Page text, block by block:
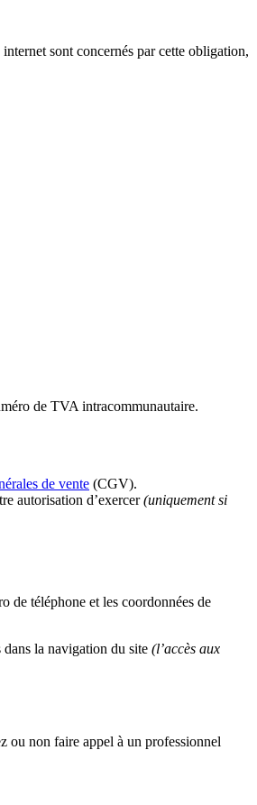
sont concernés par cette obligation,
de TVA intracommunautaire.
de vente (CGV).
autorisation d’exercer(uniquement si
de téléphone et les coordonnées de
dans la navigation du site (l’accès aux
ou non faire appel à un professionnel